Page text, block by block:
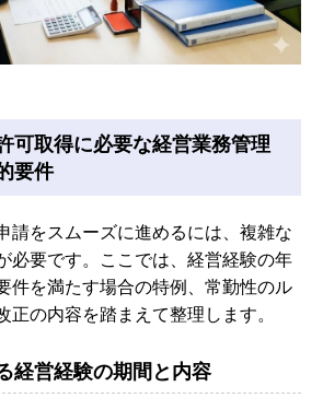
可取得に必要な経営業務管理
要件
請をスムーズに進めるには、複雑な
必要です。ここでは、経営経験の年
件を満たす場合の特例、常勤性のル
正の内容を踏まえて整理します。
経営経験の期間と内容